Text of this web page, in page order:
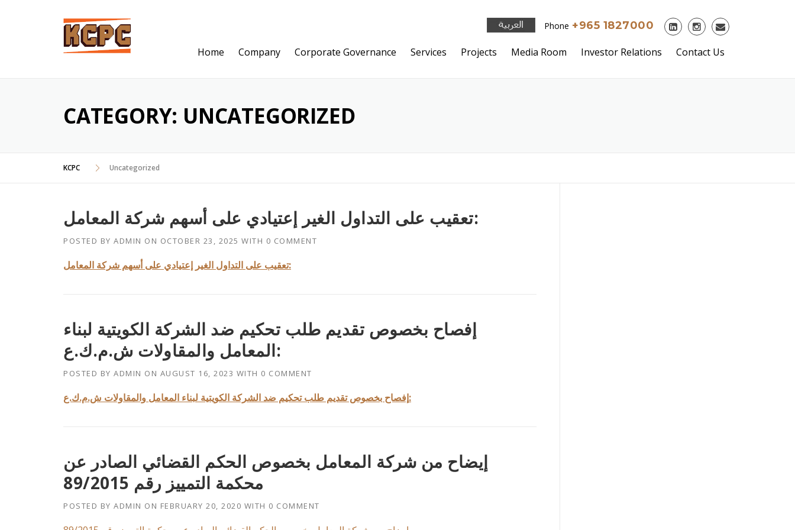
Phone +965 1827000
Home Company Corporate Governance Services Projects Media Room Investor Relations Contact Us
CATEGORY: UNCATEGORIZED
KCPC Uncategorized
تعقيب على التداول الغير إعتيادي على أسهم شركة المعامل:
POSTED BY ADMIN ON OCTOBER 23, 2025 WITH 0 COMMENT
تعقيب على التداول الغير إعتيادي على أسهم شركة المعامل:
إفصاح بخصوص تقديم طلب تحكيم ضد الشركة الكويتية لبناء
المعامل والمقاولات ش.م.ك.ع:
POSTED BY ADMIN ON AUGUST 16, 2023 WITH 0 COMMENT
إفصاح بخصوص تقديم طلب تحكيم ضدالشركة الكويتية لبناء المعامل والمقاولات ش.م.ك.ع:
إيضاح من شركة المعامل بخصوص الحكم القضائي الصادر عن
محكمة التمييز رقم 89/2015
POSTED BY ADMIN ON FEBRUARY 20, 2020 WITH 0 COMMENT